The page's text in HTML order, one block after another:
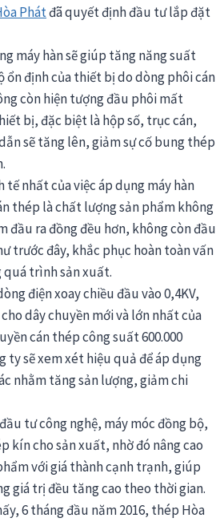
Phátđã quyết định đầu tư lắp đặt
máy hàn sẽ giúp tăng năng suất
ổn định của thiết bị do dòng phôi cán
còn hiện tượng đầu phôi mất
bị, đặc biệt là hộp số, trục cán,
sẽ tăng lên, giảm sự cố bung thép
tế nhất của việc áp dụng máy hàn
thép là chất lượng sản phẩm không
đầu ra đồng đều hơn, không còn đầu
trước đây, khắc phục hoàn toàn vấn
trình sản xuất.
điện xoay chiều đầu vào 0,4KV,
dây chuyền mới và lớn nhất của
cán thép công suất 600.000
ty sẽ xem xét hiệu quả để áp dụng
nhằm tăng sản lượng, giảm chi
tư công nghệ, máy móc đồng bộ,
kín cho sản xuất, nhờ đó nâng cao
với giá thành cạnh trạnh, giúp
giá trị đều tăng cao theo thời gian.
6 tháng đầu năm 2016, thép Hòa